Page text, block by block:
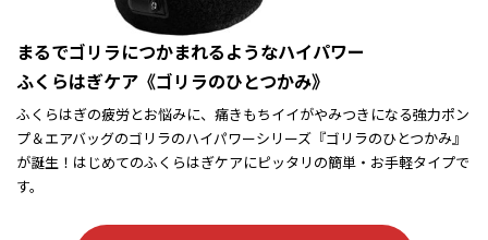
まるでゴリラにつかまれるようなハイパワー
ふくらはぎケア《ゴリラのひとつかみ》
ふくらはぎの疲労とお悩みに、痛きもちイイがやみつきになる強力ポン
プ＆エアバッグのゴリラのハイパワーシリーズ『ゴリラのひとつかみ』
が誕生！はじめてのふくらはぎケアにピッタリの簡単・お手軽タイプで
す。